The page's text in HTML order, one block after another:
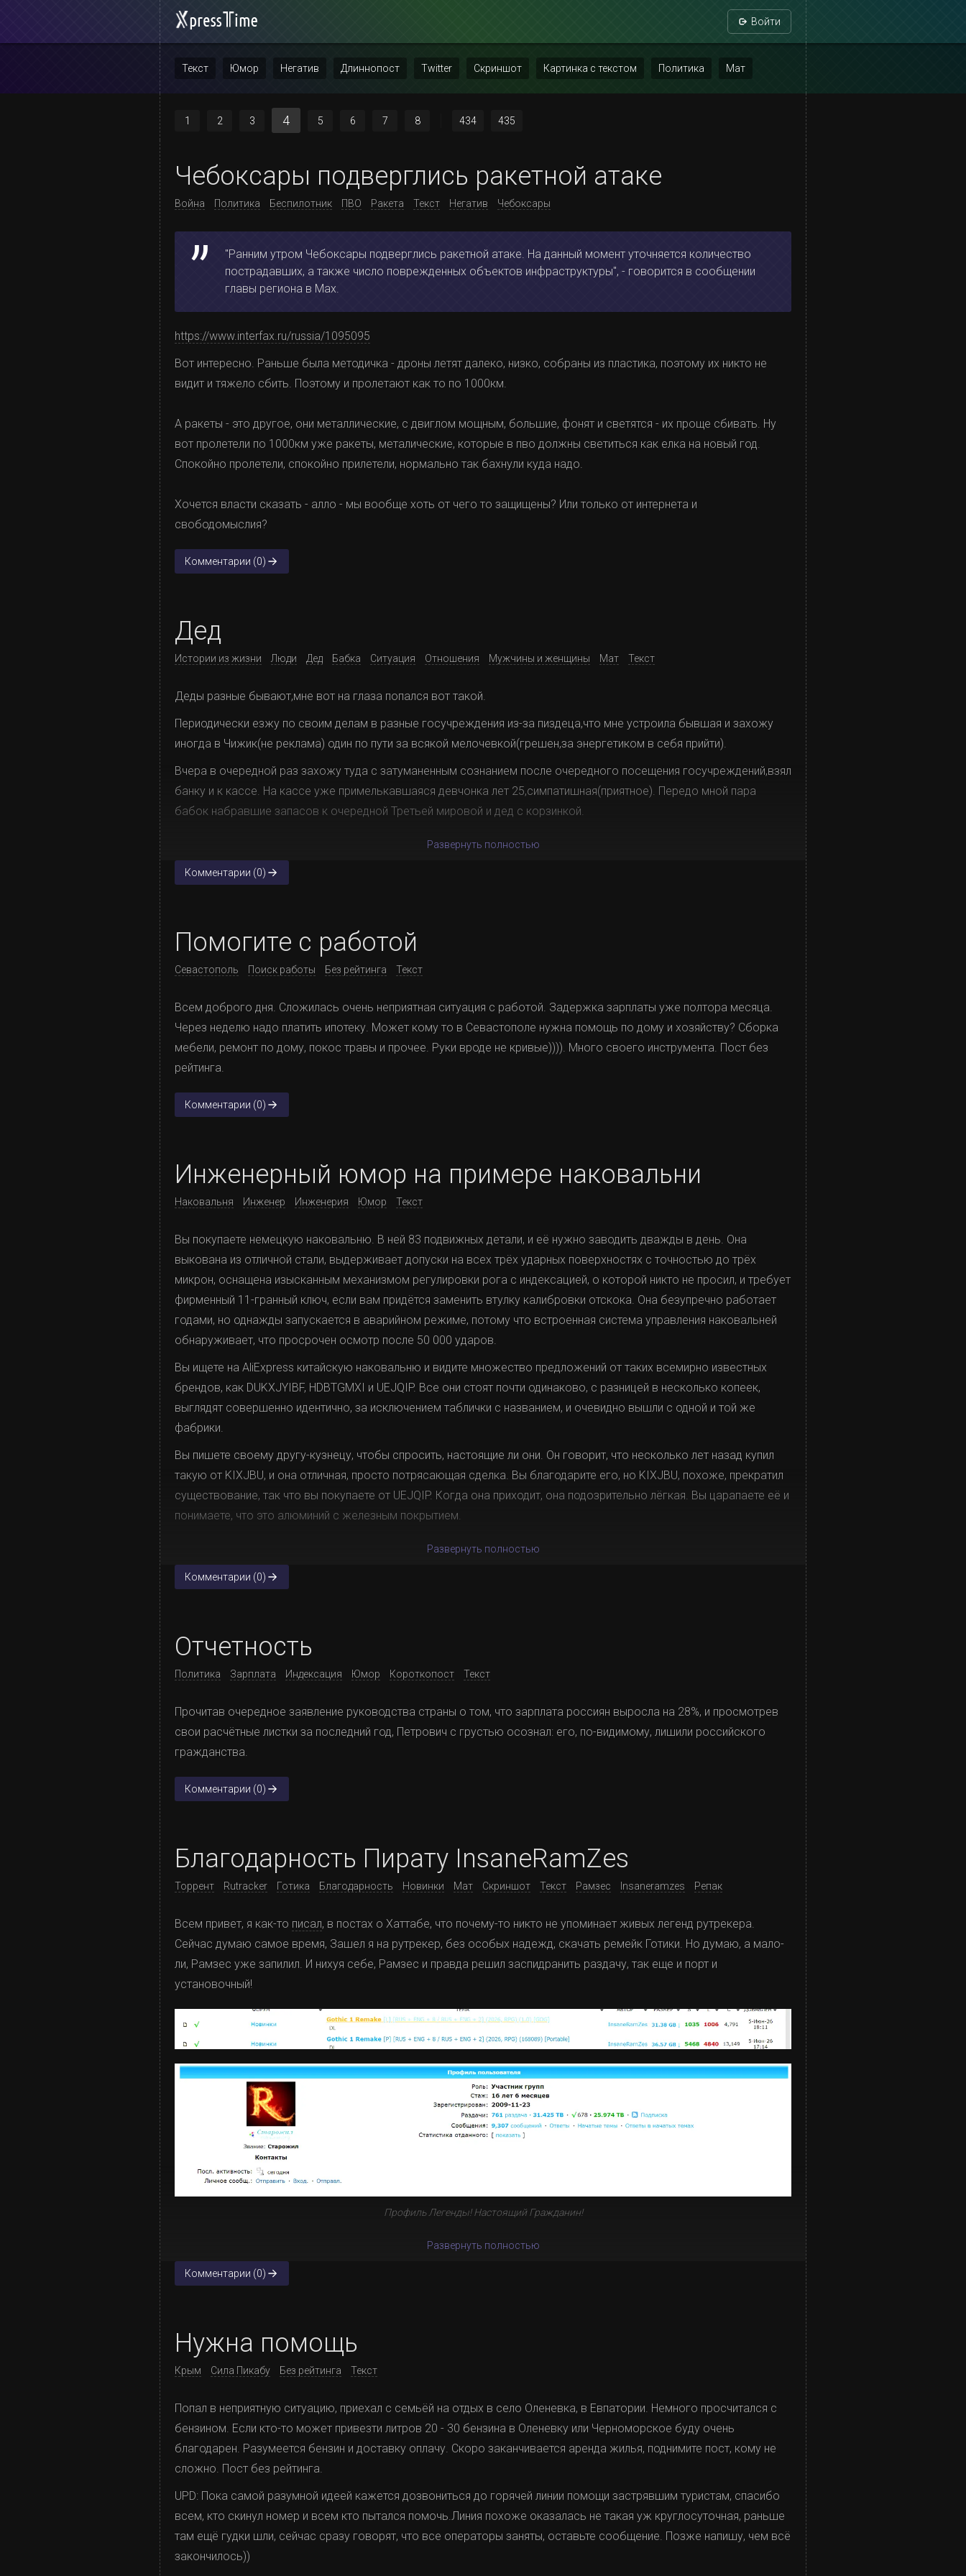
Войти
Текст Юмор Негатив Длиннопост Twitter Скриншот Картинка с текстом Политика Мат
1
2 3 4 5 6 7 8 434 435
Чебоксары подверглись ракетной атаке
Война Политика Беспилотник ПВО Ракета Текст Негатив Чебоксары
"Ранним утром Чебоксары подверглись ракетной атаке. На данный момент уточняется количество
пострадавших, а также число поврежденных объектов инфраструктуры", - говорится в сообщении
главы региона в Max.
https://www.interfax.ru/russia/1095095
Вот интересно. Раньше была методичка - дроны летят далеко, низко, собраны из пластика, поэтому их никто не
видит и тяжело сбить. Поэтому и пролетают как то по 1000км.
А ракеты - это другое, они металлические, с двиглом мощным, большие, фонят и светятся - их проще сбивать. Ну
вот пролетели по 1000км уже ракеты, металические, которые в пво должны светиться как елка на новый год.
Спокойно пролетели, спокойно прилетели, нормально так бахнули куда надо.
Хочется власти сказать - алло - мы вообще хоть от чего то защищены? Или только от интернета и
свободомыслия?
Комментарии (0)
Дед
Истории из жизни Люди Дед Бабка Ситуация Отношения Мужчины и женщины Мат Текст
Деды разные бывают,мне вот на глаза попался вот такой.
Периодически езжу по своим делам в разные госучреждения из-за пиздеца,что мне устроила бывшая и захожу
иногда в Чижик(не реклама) один по пути за всякой мелочевкой(грешен,за энергетиком в себя прийти).
Вчера в очередной раз захожу туда с затуманенным сознанием после очередного посещения госучреждений,взял
банку и к кассе. На кассе уже примелькавшаяся девчонка лет 25,симпатишная(приятное). Передо мной пара
бабок набравшие запасов к очередной Третьей мировой и дед с корзинкой.
Развернуть полностью
Комментарии (0)
Помогите с работой
Севастополь Поиск работы Без рейтинга Текст
Всем доброго дня. Сложилась очень неприятная ситуация с работой. Задержка зарплаты уже полтора месяца.
Через неделю надо платить ипотеку. Может кому то в Севастополе нужна помощь по дому и хозяйству? Сборка
мебели, ремонт по дому, покос травы и прочее. Руки вроде не кривые)))). Много своего инструмента. Пост без
рейтинга.
Комментарии (0)
Инженерный юмор на примере наковальни
Наковальня Инженер Инженерия Юмор Текст
Вы покупаете немецкую наковальню. В ней 83 подвижных детали, и её нужно заводить дважды в день. Она
выкована из отличной стали, выдерживает допуски на всех трёх ударных поверхностях с точностью до трёх
микрон, оснащена изысканным механизмом регулировки рога с индексацией, о которой никто не просил, и требует
фирменный 11-гранный ключ, если вам придётся заменить втулку калибровки отскока. Она безупречно работает
годами, но однажды запускается в аварийном режиме, потому что встроенная система управления наковальней
обнаруживает, что просрочен осмотр после 50 000 ударов.
Вы ищете на AliExpress китайскую наковальню и видите множество предложений от таких всемирно известных
брендов, как DUKXJYIBF, HDBTGMXI и UEJQIP. Все они стоят почти одинаково, с разницей в несколько копеек,
выглядят совершенно идентично, за исключением таблички с названием, и очевидно вышли с одной и той же
фабрики.
Вы пишете своему другу-кузнецу, чтобы спросить, настоящие ли они. Он говорит, что несколько лет назад купил
такую от KIXJBU, и она отличная, просто потрясающая сделка. Вы благодарите его, но KIXJBU, похоже, прекратил
существование, так что вы покупаете от UEJQIP. Когда она приходит, она подозрительно лёгкая. Вы царапаете её и
понимаете, что это алюминий с железным покрытием.
Развернуть полностью
Комментарии (0)
Отчетность
Политика Зарплата Индексация Юмор Короткопост Текст
Прочитав очередное заявление руководства страны о том, что зарплата россиян выросла на 28%, и просмотрев
свои расчётные листки за последний год, Петрович с грустью осознал: его, по-видимому, лишили российского
гражданства.
Комментарии (0)
Благодарность Пирату InsaneRamZes
Торрент Rutracker Готика Благодарность Новинки Мат Скриншот Текст Рамзес Insaneramzes Репак
Всем привет, я как-то писал, в постах о Хаттабе, что почему-то никто не упоминает живых легенд рутрекера.
Сейчас думаю самое время, Зашел я на рутрекер, без особых надежд, скачать ремейк Готики. Но думаю, а мало-
ли, Рамзес уже запилил. И нихуя себе, Рамзес и правда решил заспидранить раздачу, так еще и порт и
установочный!
Профиль Легенды! Настоящий Гражданин!
Развернуть полностью
Комментарии (0)
Нужна помощь
Крым Сила Пикабу Без рейтинга Текст
Попал в неприятную ситуацию, приехал с семьёй на отдых в село Оленевка, в Евпатории. Немного просчитался с
бензином. Если кто-то может привезти литров 20 - 30 бензина в Оленевку или Черноморское буду очень
благодарен. Разумеется бензин и доставку оплачу. Скоро заканчивается аренда жилья, поднимите пост, кому не
сложно. Пост без рейтинга.
UPD: Пока самой разумной идеей кажется дозвониться до горячей линии помощи застрявшим туристам, спасибо
всем, кто скинул номер и всем кто пытался помочь.Линия похоже оказалась не такая уж круглосуточная, раньше
там ещё гудки шли, сейчас сразу говорят, что все операторы заняты, оставьте сообщение. Позже напишу, чем всё
закончилось))